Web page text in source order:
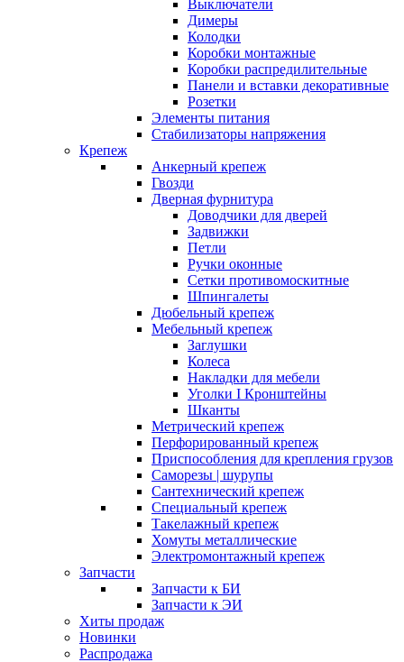
Выключатели
Димеры
Колодки
Коробки монтажные
Коробки распредилительные
Панели и вставки декоративные
Розетки
Элементы питания
Стабилизаторы напряжения
Крепеж
Анкерный крепеж
Гвозди
Дверная фурнитура
Доводчики для дверей
Задвижки
Петли
Ручки оконные
Сетки противомоскитные
Шпингалеты
Дюбельный крепеж
Мебельный крепеж
Заглушки
Колеса
Накладки для мебели
Уголки I Кронштейны
Шканты
Метрический крепеж
Перфорированный крепеж
Приспособления для крепления грузов
Саморезы | шурупы
Сантехнический крепеж
Специальный крепеж
Такелажный крепеж
Хомуты металлические
Электромонтажный крепеж
Запчасти
Запчасти к БИ
Запчасти к ЭИ
Хиты продаж
Новинки
Распродажа